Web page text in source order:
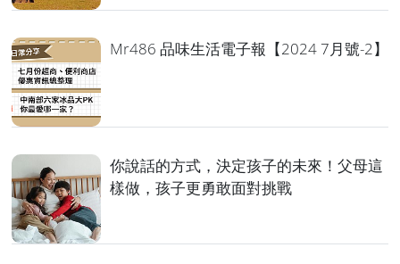
Mr486 品味生活電子報【2024 7月號-2】
你說話的方式，決定孩子的未來！父母這
樣做，孩子更勇敢面對挑戰